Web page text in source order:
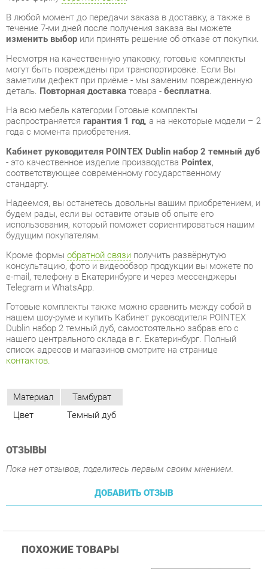
Несмотря на качественную упаковку, готовые комплекты
могут быть повреждены при транспортировке. Если Вы
заметили дефект при приёме - мы заменим поврежденную
деталь.Повторная доставкатовара -бесплатна.
На всю мебель категории Готовые комплекты
распространяетсягарантия 1 год, а на некоторые модели – 2
года с момента приобретения.
Кабинет руководителя POINTEX Dublin набор 2 темный дуб
- это качественное изделие производства
соответствующее современному государственному
стандарту.
Надеемся, вы останетесь довольны вашим приобретением, и
будем рады, если вы оставите отзыв об опыте его
использования, который поможет сориентироваться нашим
будущим покупателям.
консультацию, фото и видеообзор продукции вы можете по
e-mail, телефону в Екатеринбурге и через мессенджеры
Telegram и WhatsApp.
нашем шоу-руме и купить Кабинет руководителя POINTEX
Dublin набор 2 темный дуб, самостоятельно забрав его с
нашего центрального склада в г. Екатеринбург. Полный
список адресов и магазинов смотрите на странице
Материал
Тамбурат
Цвет
Темный дуб
Пока нет отзывов, поделитесь первым своим мнением.
ДОБАВИТЬ ОТЗЫВ